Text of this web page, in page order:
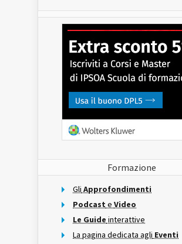
Formazione
Gli Approfondimenti
Podcast e Video
Le Guide interattive
La pagina dedicata agli Eventi